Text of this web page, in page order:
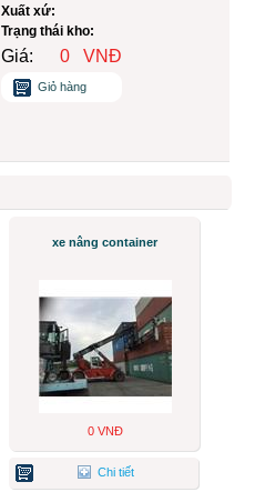
Xuất xứ:
Trạng thái kho:
Giá: 0 VNĐ
Giỏ hàng
xe nâng container
0 VNĐ
Chi tiết